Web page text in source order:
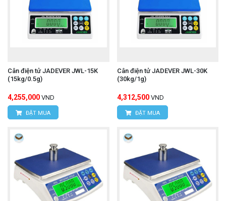
Cân điện tử JADEVER JWL-15K
(15kg/0.5g)
4,255,000 VND
ĐẶT MUA
Cân điện tử JADEVER JWL-30K
(30kg/1g)
4,312,500 VND
ĐẶT MUA